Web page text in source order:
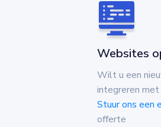
Websites
Wilt u een
integreren
Stuur ons een
offerte